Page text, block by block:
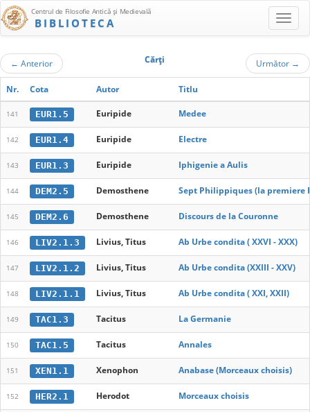
Centrul de Filosofie Antică şi Medievală
BIBLIOTECA
← Anterior Cărţi Următor →
Nr. Cota Autor Titlu
141 EUR1.5 Euripide Medee
142 EUR1.4 Euripide Electre
143 EUR1.3 Euripide Iphigenie a Aulis
144 DEM2.5 Demosthene Sept Philippiques (la premiere
145 DEM2.6 Demosthene Discours de la Couronne
146 LIV2.1.3 Livius, Titus Ab Urbe condita ( XXVI - XXX)
147 LIV2.1.2 Livius, Titus Ab Urbe condita (XXIII - XXV)
148 LIV2.1.1 Livius, Titus Ab Urbe condita ( XXI, XXII)
149 TAC1.3 Tacitus La Germanie
150 TAC1.5 Tacitus Annales
151 XEN1.1 Xenophon Anabase (Morceaux choisis)
152 HER2.1 Herodot Morceaux choisis